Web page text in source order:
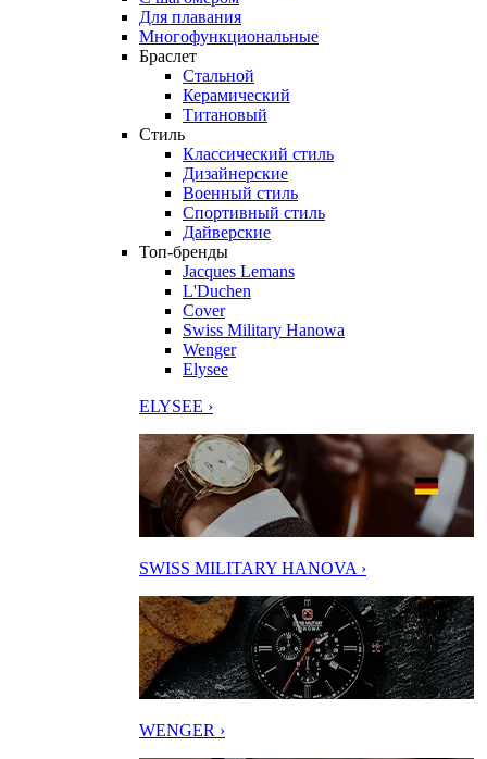
Для плавания
Многофункциональные
Браслет
Стальной
Керамический
Титановый
Стиль
Классический стиль
Дизайнерские
Военный стиль
Спортивный стиль
Дайверские
Топ-бренды
Jacques Lemans
L'Duchen
Cover
Swiss Military Hanowa
Wenger
Elysee
ELYSEE ›
SWISS MILITARY HANOVA ›
WENGER ›